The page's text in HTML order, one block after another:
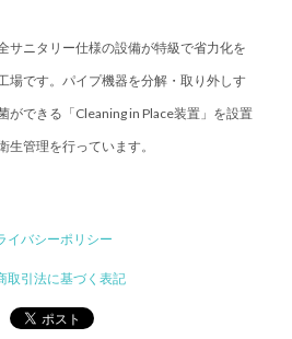
サニタリー仕様の設備が特級で省力化を
場です。パイプ機器を分解・取り外しす
ができる「Cleaning in Place装置」を設置
生管理を行っています。
イバシーポリシー
取引法に基づく表記